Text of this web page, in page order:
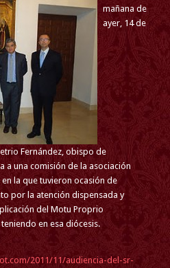
mañana de
ayer, 14 de
Fernández, obispo de
a una comisión de la asociación
la que tuvieron ocasión de
por la atención dispensada y
del Motu Proprio
en esa diócesis.
2011/11/audiencia-del-sr-